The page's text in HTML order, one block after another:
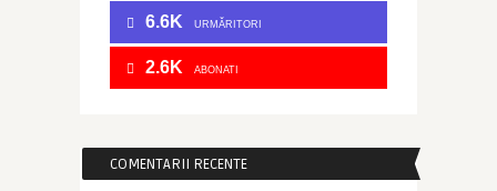
6.6K URMĂRITORI
2.6K ABONATI
COMENTARII RECENTE